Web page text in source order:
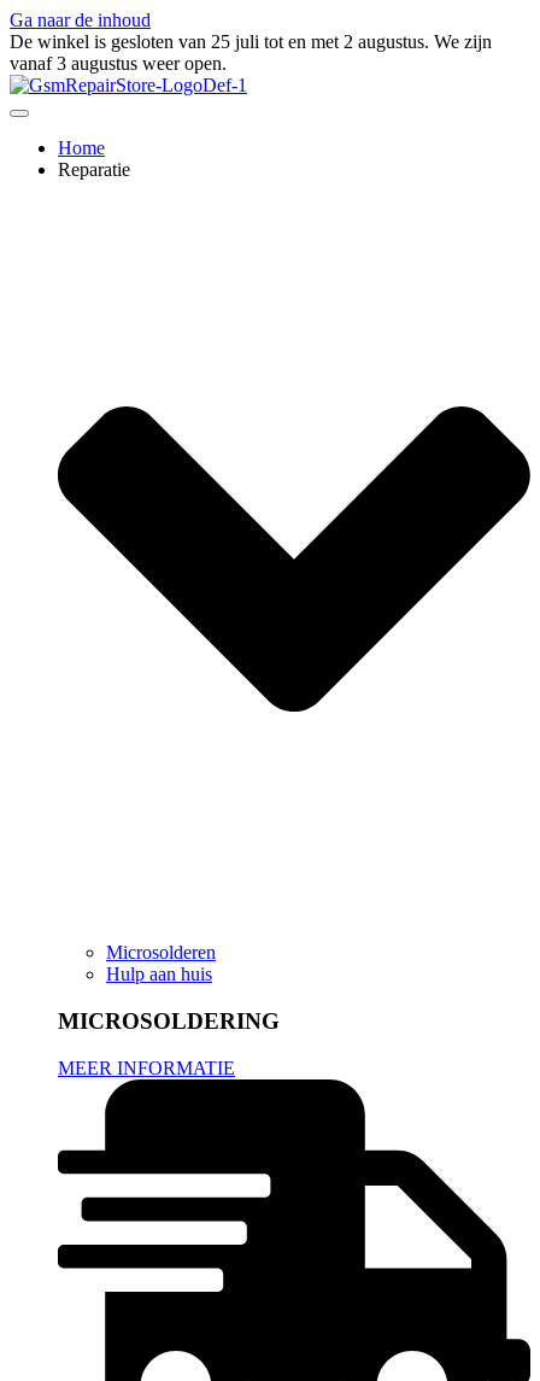
Ga naar de inhoud
De winkel is gesloten van 25 juli tot en met 2 augustus. We zijn
vanaf 3 augustus weer open.
Home
Reparatie
Microsolderen
Hulp aan huis
MICROSOLDERING
MEER INFORMATIE